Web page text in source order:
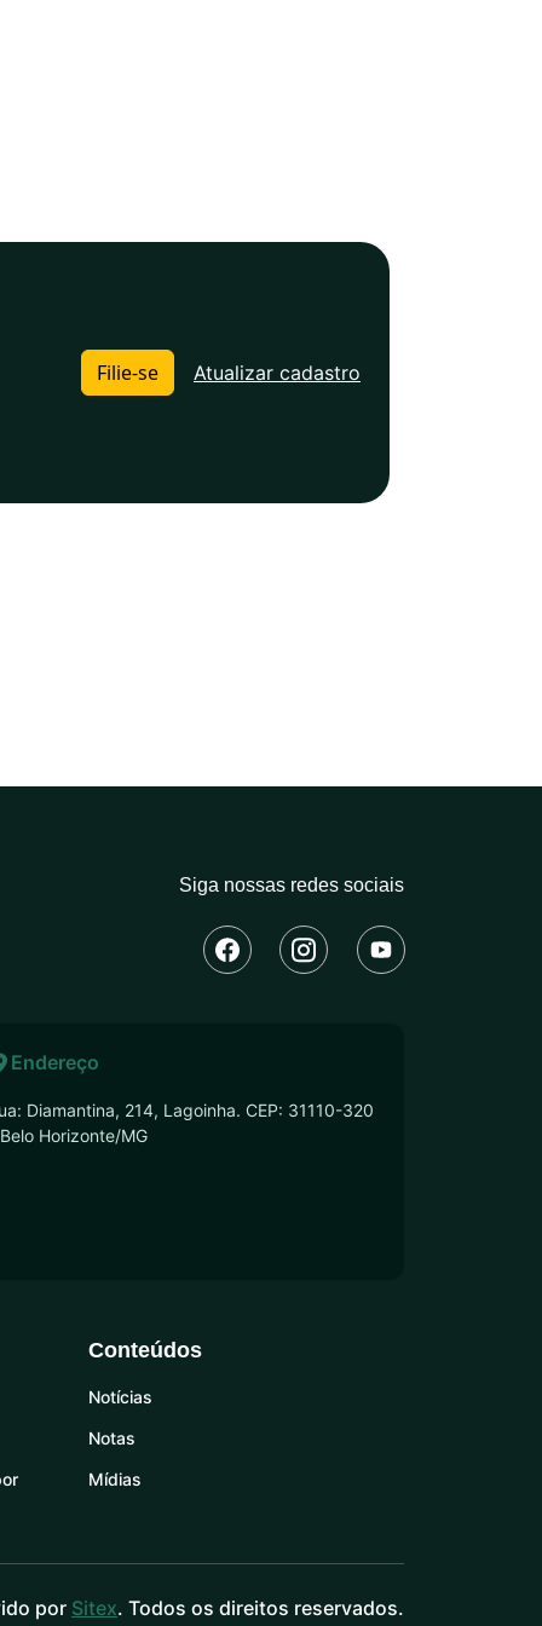
Filie-se Atualizar cadastro
Siga nossas redes sociais
Endereço
Diamantina, 214, Lagoinha. CEP: 31110-320
Horizonte/MG
Conteúdos
Notícias
Notas
Mídias
por Sitex. Todos os direitos reservados.